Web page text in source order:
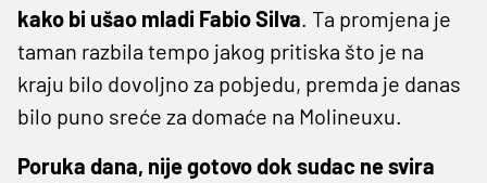
kako bi ušao mladi Fabio Silva. Ta promjena je
taman razbila tempo jakog pritiska što je na
kraju bilo dovoljno za pobjedu, premda je danas
bilo puno sreće za domaće na Molineuxu.
Poruka dana, nije gotovo dok sudac ne svira